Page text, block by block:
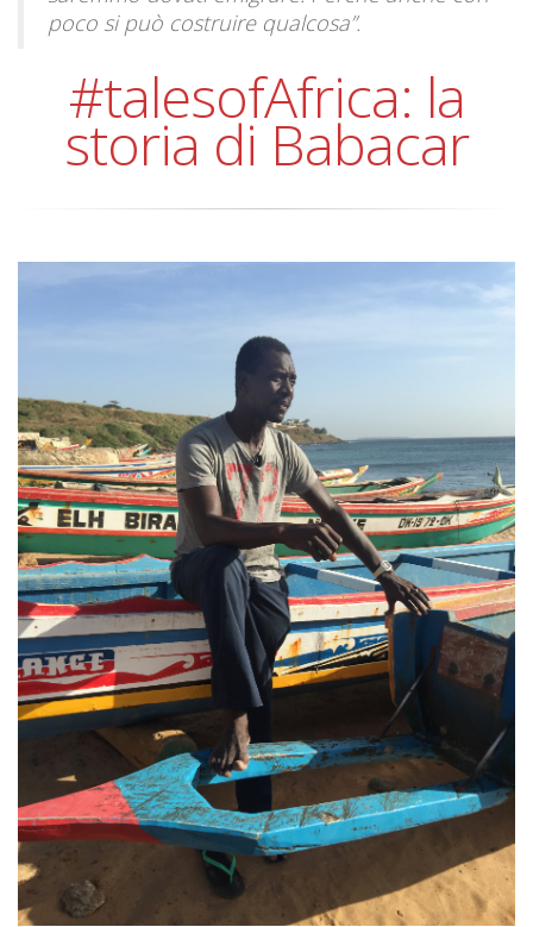
poco si può costruire qualcosa”.
#talesofAfrica: la
storia di Babacar